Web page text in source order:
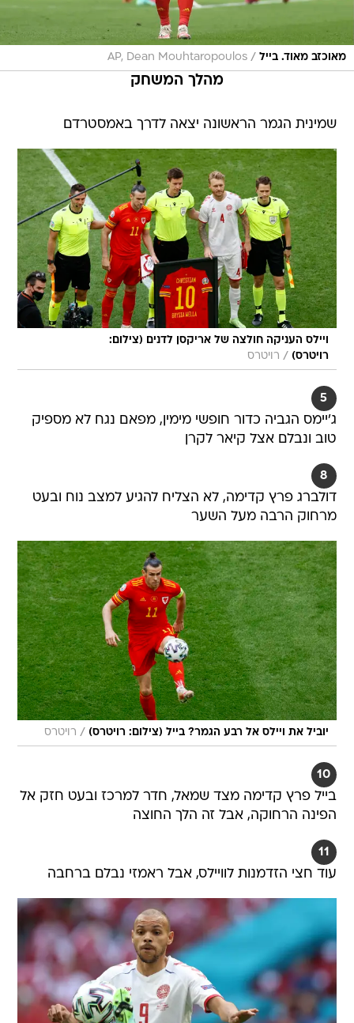
מאוכזב מאוד. בייל /
AP, Dean Mouhtaropoulos
מהלך המשחק
שמינית הגמר הראשונה יצאה לדרך באמסטרדם
ויילס העניקה חולצה של אריקסן לדנים (צילום:
רויטרס) / רויטרס
5
ג'יימס הגביה כדור חופשי מימין, מפאם נגח לא מספיק
טוב ונבלם אצל קיאר לקרן
8
דולברג פרץ קדימה, לא הצליח להגיע למצב נוח ובעט
מרחוק הרבה מעל השער
יוביל את ויילס אל רבע הגמר? בייל (צילום: רויטרס) / רויטרס
10
בייל פרץ קדימה מצד שמאל, חדר למרכז ובעט חזק אל
הפינה הרחוקה, אבל זה הלך החוצה
11
עוד חצי הזדמנות לוויילס, אבל ראמזי נבלם ברחבה